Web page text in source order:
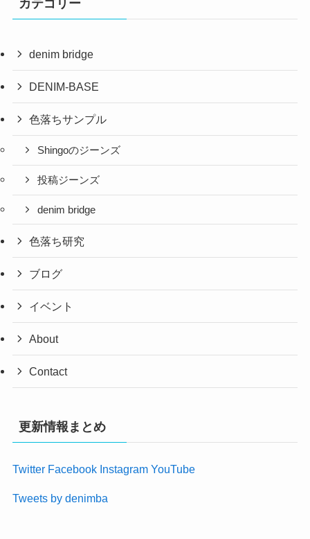
カテゴリー
denim bridge
DENIM-BASE
色落ちサンプル
Shingoのジーンズ
投稿ジーンズ
denim bridge
色落ち研究
ブログ
イベント
About
Contact
更新情報まとめ
Twitter Facebook Instagram YouTube
Tweets by denimba